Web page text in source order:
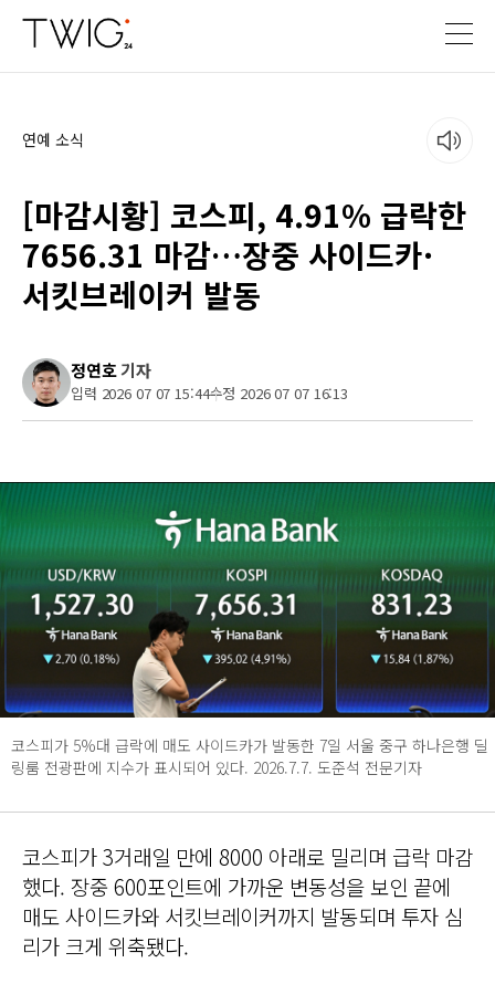
연예 소식
[마감시황] 코스피, 4.91% 급락한
7656.31 마감…장중 사이드카·
서킷브레이커 발동
정연호기자
입력 2026 07 07 15:44수정 2026 07 07 16:13
코스피가 5%대 급락에 매도 사이드카가 발동한 7일 서울 중구 하나은행 딜
링룸 전광판에 지수가 표시되어 있다. 2026.7.7. 도준석 전문기자
코스피가 3거래일 만에 8000 아래로 밀리며 급락 마감
했다. 장중 600포인트에 가까운 변동성을 보인 끝에
매도 사이드카와 서킷브레이커까지 발동되며 투자 심
리가 크게 위축됐다.